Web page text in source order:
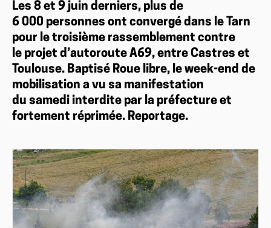
Les 8 et 9 juin derniers, plus de
6 000 personnes ont convergé dans le Tarn
pour le troisième rassemblement contre
le projet d’autoroute A69, entre Castres et
Toulouse. Baptisé Roue libre, le week-end de
mobilisation a vu sa manifestation
du samedi interdite par la préfecture et
fortement réprimée. Reportage.